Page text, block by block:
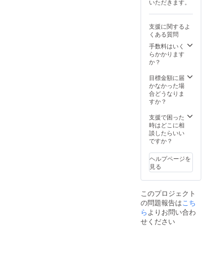
ケット
の同時
オスス
メ ※体
験チ
ケット
年間有
効
ー』
カード
も使っ
てみた
り。ド
リップ
バック
飲んだ
後の片
づけも
楽ち
イズ：
110×11
0mm ほ
うじ
※商品発
送は
データ
入稿
ち合わ
せをい
たしま
すの
で、
支援に関するよ
くある質問
手数料はいく
らかかります
か？
目標金額に届
かなかった場
合どうなりま
すか？
支援で困った
時はどこに相
談したらいい
ですか？
ヘルプページを
見る
このプロジェクト
の問題報告はこち
ら よりお問い合わ
せください